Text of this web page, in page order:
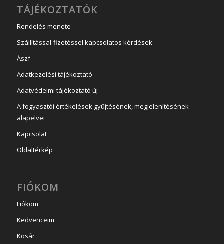
TÁJÉKOZTATÓK
Rendelés menete
Szállítással-fizetéssel kapcsolatos kérdések
Ászf
Adatkezelési tájékoztató
Adatvédelmi tájékoztató új
A fogyasztói értékelések gyűjtésének, megjelenítésének
alapelvei
Kapcsolat
Oldaltérkép
FIÓKOM
Fiókom
Kedvenceim
Kosár